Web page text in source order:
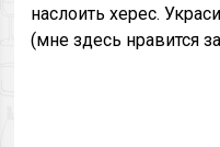
наслоить херес.
(мне здесь нравится